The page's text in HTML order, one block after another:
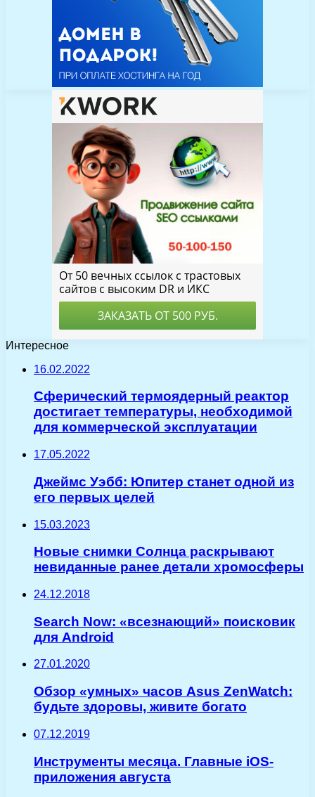
Интересное
16.02.2022
Сферический термоядерный реактор
достигает температуры, необходимой
для коммерческой эксплуатации
17.05.2022
Джеймс Уэбб: Юпитер станет одной из
его первых целей
15.03.2023
Новые снимки Солнца раскрывают
невиданные ранее детали хромосферы
24.12.2018
Search Now: «всезнающий» поисковик
для Android
27.01.2020
Обзор «умных» часов Asus ZenWatch:
будьте здоровы, живите богато
07.12.2019
Инструменты месяца. Главные iOS-
приложения августа